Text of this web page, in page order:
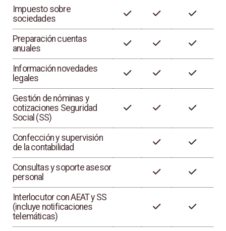
Impuesto sobre
sociedades
Preparación cuentas
anuales
Información novedades
legales
Gestión de nóminas y
cotizaciones Seguridad
Social (SS)
Confección y supervisión
de la contabilidad
Consultas y soporte asesor
personal
Interlocutor con AEAT y SS
(incluye notificaciones
telemáticas)